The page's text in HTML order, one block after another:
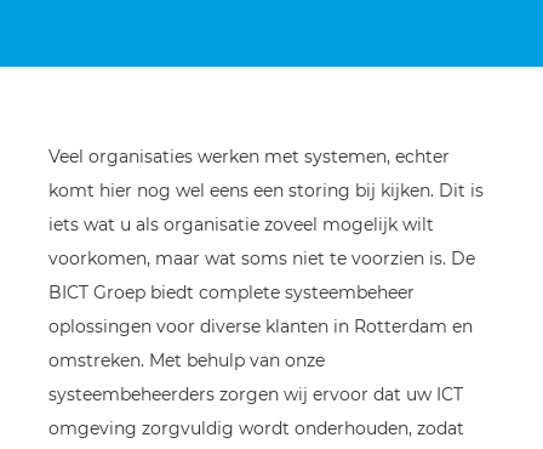
Veel organisaties werken met systemen, echter
komt hier nog wel eens een storing bij kijken. Dit is
iets wat u als organisatie zoveel mogelijk wilt
voorkomen, maar wat soms niet te voorzien is. De
BICT Groep biedt complete systeembeheer
oplossingen voor diverse klanten in Rotterdam en
omstreken. Met behulp van onze
systeembeheerders zorgen wij ervoor dat uw ICT
omgeving zorgvuldig wordt onderhouden, zodat